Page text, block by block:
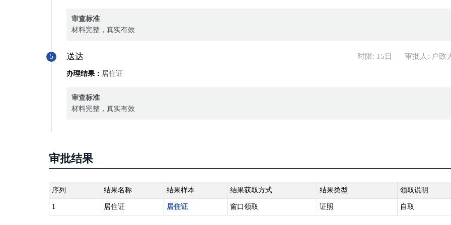
审查标准
材料完整，真实有效
5 送达 时限: 15日 审批人: 户政
办理结果： 居住证
审查标准
材料完整，真实有效
审批结果
序列 结果名称 结果样本 结果获取方式 结果类型 领取说明
1 居住证 居住证 窗口领取 证照 自取